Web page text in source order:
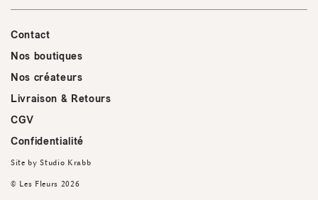
Contact
Nos boutiques
Nos créateurs
Livraison & Retours
CGV
Confidentialité
Site byStudio Krabb
© Les Fleurs 2026